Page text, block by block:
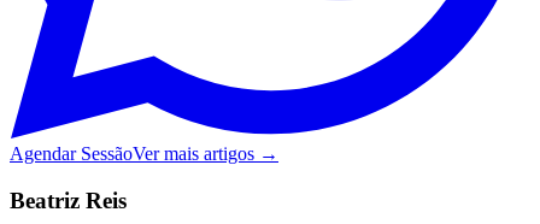
Agendar SessãoVer mais artigos →
Beatriz Reis